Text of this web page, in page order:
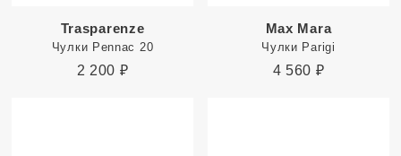
Trasparenze
Чулки Pennac 20
2 200 ₽
Max Mara
Чулки Parigi
4 560 ₽